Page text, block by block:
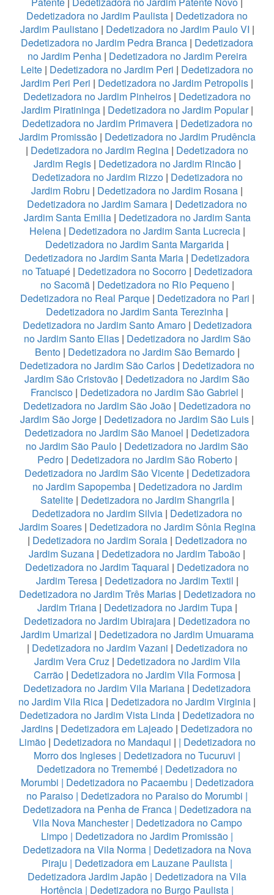
Dedetizadora no Jardim Paulista | Dedetizadora no
Jardim Paulistano| Dedetizadora no Jardim Paulo VI |
Dedetizadora no Jardim Pedra Branca | Dedetizadora
no Jardim Penha| Dedetizadora no Jardim Pereira
Leite | Dedetizadora no Jardim Peri | Dedetizadora no
Jardim Peri Peri | Dedetizadora no Jardim Petropolis |
Dedetizadora no Jardim Pinheiros | Dedetizadora no
Jardim Piratininga| Dedetizadora no Jardim Popular|
Dedetizadora no Jardim Primavera| Dedetizadora no
Jardim Promissão| Dedetizadora no Jardim Prudência
| Dedetizadora no Jardim Regina | Dedetizadora no
Jardim Regis| Dedetizadora no Jardim Rincão|
Dedetizadora no Jardim Rizzo| Dedetizadora no
Jardim Robru | Dedetizadora no Jardim Rosana |
Dedetizadora no Jardim Samara | Dedetizadora no
Jardim Santa Emilia| Dedetizadora no Jardim Santa
Helena| Dedetizadora no Jardim Santa Lucrecia|
Dedetizadora no Jardim Santa Margarida |
Dedetizadora no Jardim Santa Maria | Dedetizadora
no Tatuapé| Dedetizadora no Socorro| Dedetizadora
no Sacomã| Dedetizadora no Rio Pequeno|
Dedetizadora no Real Parque| Dedetizadora no Pari |
Dedetizadora no Jardim Santa Terezinha |
Dedetizadora no Jardim Santo Amaro| Dedetizadora
no Jardim Santo Elias| Dedetizadora no Jardim São
Bento| Dedetizadora no Jardim São Bernardo|
Dedetizadora no Jardim São Carlos | Dedetizadora no
Jardim São Cristovão | Dedetizadora no Jardim São
Francisco | Dedetizadora no Jardim São Gabriel |
Dedetizadora no Jardim São João | Dedetizadora no
Jardim São Jorge | Dedetizadora no Jardim São Luis |
Dedetizadora no Jardim São Manoel | Dedetizadora
no Jardim São Paulo | Dedetizadora no Jardim São
Pedro| Dedetizadora no Jardim São Roberto|
Dedetizadora no Jardim São Vicente| Dedetizadora
no Jardim Sapopemba| Dedetizadora no Jardim
Satelite| Dedetizadora no Jardim Shangrila|
Dedetizadora no Jardim Silvia | Dedetizadora no
Jardim Soares| Dedetizadora no Jardim Sônia Regina
| Dedetizadora no Jardim Soraia| Dedetizadora no
Jardim Suzana | Dedetizadora no Jardim Taboão |
Dedetizadora no Jardim Taquaral | Dedetizadora no
Jardim Teresa| Dedetizadora no Jardim Textil |
Dedetizadora no Jardim Três Marias| Dedetizadora no
Jardim Triana| Dedetizadora no Jardim Tupa|
Dedetizadora no Jardim Ubirajara | Dedetizadora no
Jardim Umarizal | Dedetizadora no Jardim Umuarama
| Dedetizadora no Jardim Vazani | Dedetizadora no
Jardim Vera Cruz| Dedetizadora no Jardim Vila
Carrão | Dedetizadora no Jardim Vila Formosa |
Dedetizadora no Jardim Vila Mariana | Dedetizadora
no Jardim Vila Rica | Dedetizadora no Jardim Virginia |
Dedetizadora no Jardim Vista Linda | Dedetizadora no
Jardins | Dedetizadora em Lajeado | Dedetizadora no
Limão| Dedetizadora no Mandaqui | | Dedetizadora no
Morro dos Ingleses | Dedetizadora no Tucuruvi |
Dedetizadora no Tremembé | Dedetizadora no
Morumbi | Dedetizadora no Pacaembu | Dedetizadora
no Paraiso | Dedetizadora no Paraiso do Morumbi |
Dedetizadora na Penha de Franca | Dedetizadora na
Vila Nova Manchester| Dedetizadora no Campo
Limpo | Dedetizadora no Jardim Promissão |
Dedetizadora na Vila Norma | Dedetizadora na Nova
Piraju | Dedetizadora em Lauzane Paulista |
Dedetizadora Jardim Japão | Dedetizadora na Vila
Hortência | Dedetizadora no Burgo Paulista |